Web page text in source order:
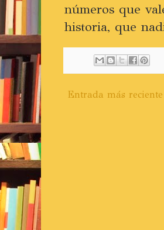
números que
historia, que
Entrada más reciente